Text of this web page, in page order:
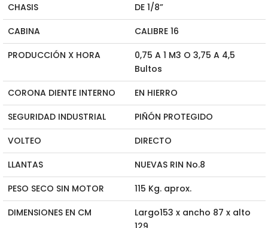
CHASIS
DE 1/8”
CABINA
CALIBRE 16
PRODUCCIÓN X HORA
0,75 A 1 M3 O 3,75 A 4,5
Bultos
CORONA DIENTE INTERNO
EN HIERRO
SEGURIDAD INDUSTRIAL
PIÑÓN PROTEGIDO
VOLTEO
DIRECTO
LLANTAS
NUEVAS RIN No.8
PESO SECO SIN MOTOR
115 Kg. aprox.
DIMENSIONES EN CM
Largo153 x ancho 87 x alto